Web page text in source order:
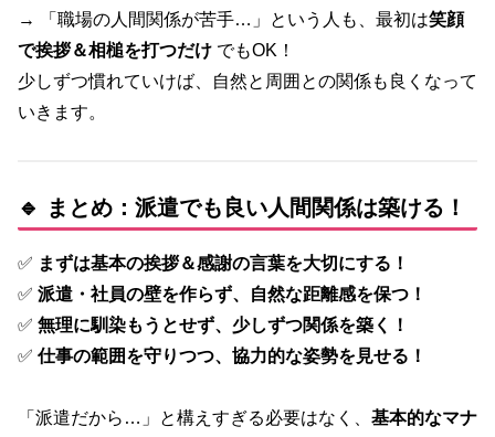
→ 「職場の人間関係が苦手…」という人も、最初は笑顔
で挨拶＆相槌を打つだけ でもOK！
少しずつ慣れていけば、自然と周囲との関係も良くなって
いきます。
🔹 まとめ：派遣でも良い人間関係は築ける！
✅ まずは基本の挨拶＆感謝の言葉を大切にする！
✅ 派遣・社員の壁を作らず、自然な距離感を保つ！
✅ 無理に馴染もうとせず、少しずつ関係を築く！
✅ 仕事の範囲を守りつつ、協力的な姿勢を見せる！
「派遣だから…」と構えすぎる必要はなく、 基本的なマナ